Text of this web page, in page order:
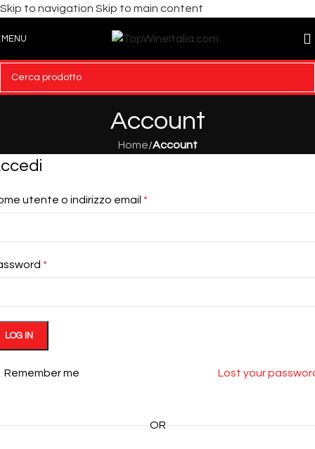
Skip to navigation Skip to main content
MENU
Account
Home/Account
utente o indirizzo email *
*
LOG IN
Lost your
Remember me
OR